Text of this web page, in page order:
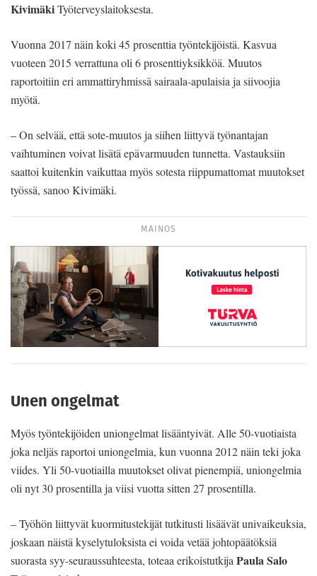
KivimäkiTyöterveyslaitoksesta.
Vuonna 2017 näin koki 45 prosenttia työntekijöistä. Kasvua
vuoteen 2015 verrattuna oli 6 prosenttiyksikköä. Muutos
raportoitiin eri ammattiryhmissä sairaala-apulaisia ja siivoojia
myötä.
– On selvää, että sote-muutos ja siihen liittyvä työnantajan
vaihtuminen voivat lisätä epävarmuuden tunnetta. Vastauksiin
saattoi kuitenkin vaikuttaa myös sotesta riippumattomat muutokset
työssä, sanoo Kivimäki.
MAINOS
Unen ongelmat
Myös työntekijöiden uniongelmat lisääntyivät. Alle 50-vuotiaista
joka neljäs raportoi uniongelmia, kun vuonna 2012 näin teki joka
viides. Yli 50-vuotiailla muutokset olivat pienempiä, uniongelmia
oli nyt 30 prosentilla ja viisi vuotta sitten 27 prosentilla.
– Työhön liittyvät kuormitustekijät tutkitusti lisäävät univaikeuksia,
joskaan näistä kyselytuloksista ei voida vetää johtopäätöksiä
suorasta syy-seuraussuhteesta, toteaa erikoistutkija Paula Salo